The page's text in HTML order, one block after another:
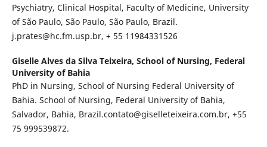
Psychiatry, Clinical Hospital, Faculty of Medicine, University
of São Paulo, São Paulo, São Paulo, Brazil.
j.prates@hc.fm.usp.br, + 55 11984331526
Giselle Alves da Silva Teixeira, School of Nursing, Federal
University of Bahia
PhD in Nursing, School of Nursing Federal University of
Bahia. School of Nursing, Federal University of Bahia,
Salvador, Bahia, Brazil.contato@giselleteixeira.com.br, +55
75 999539872.